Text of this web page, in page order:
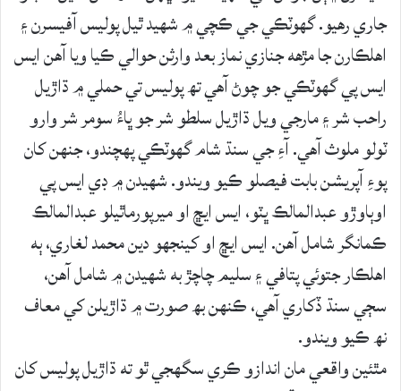
جاري رهيو. گھوٽڪي جي ڪچي ۾ شهيد ٿيل پوليس آفيسرن ۽
اهلڪارن جا مڙهه جنازي نماز بعد وارثن حوالي ڪيا ويا آھن ايس
ايس پي گھوٽڪي جو چوڻ آھي تھ پوليس تي حملي ۾ ڌاڙيل
راحب شر ۽ مارجي ويل ڌاڙيل سلطو شر جو ڀاءُ سومر شر وارو
ٽولو ملوث آھي. آءِ جي سنڌ شام گهوٽڪي پهچندو، جنهن کان
پوءِ آپريشن بابت فيصلو ڪيو ويندو. شهيدن ۾ ڊي ايس پي
اوٻاوڙو عبدالمالڪ ڀٽو، ايس ايڇ او ميرپورماٿيلو عبدالمالڪ
ڪمانگر شامل آھن. ايس ايڇ او کينجهو دين محمد لغاري، ٻه
اهلڪار جتوئي پتافي ۽ سليم چاچڙ به شهيدن ۾ شامل آھن،
سڄي سنڌ ڏکاري آھي، ڪنھن بھ صورت ۾ ڌاڙيلن کي معاف
نھ ڪيو ويندو.
مٿئين واقعي مان اندازو ڪري سگهجي ٿو ته ڌاڙيل پوليس کان